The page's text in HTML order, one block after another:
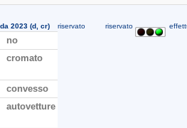
2023 (d, cr)
no
cromato
convesso
autovetture
riservato riservato